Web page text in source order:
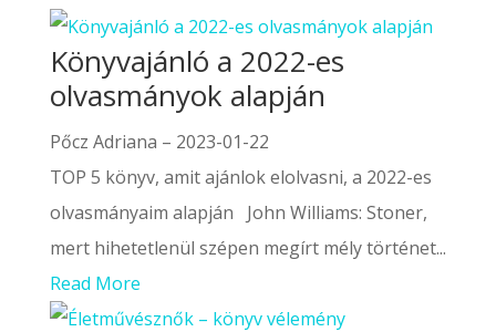
Könyvajánló a 2022-es
olvasmányok alapján
Pőcz Adriana – 2023-01-22
TOP 5 könyv, amit ajánlok elolvasni, a 2022-es
olvasmányaim alapján John Williams: Stoner,
mert hihetetlenül szépen megírt mély történet...
Read More